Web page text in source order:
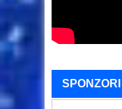
SPONZORI